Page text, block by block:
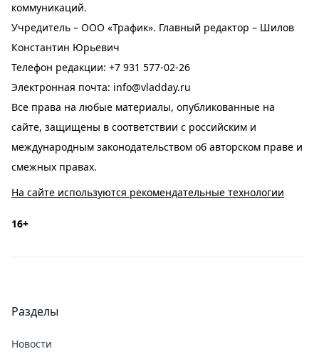
коммуникаций.
Учредитель – ООО «Трафик». Главный редактор – Шилов
Константин Юрьевич
Телефон редакции: +7 931 577-02-26
Электронная почта: info@vladday.ru
Все права на любые материалы, опубликованные на
сайте, защищены в соответствии с российским и
международным законодательством об авторском праве и
смежных правах.
На сайте используются рекомендательные технологии
16+
Разделы
Новости